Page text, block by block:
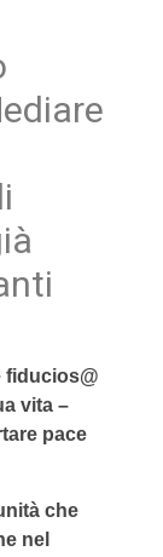
fiducios@
vita –
pace
che
nel